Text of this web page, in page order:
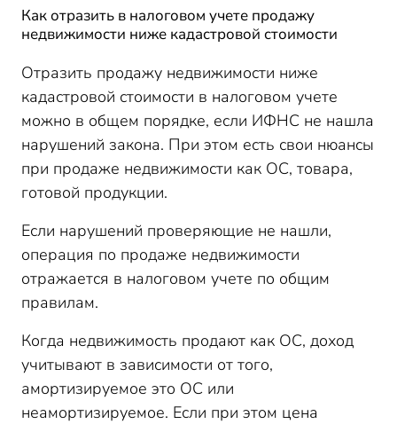
Как отразить в налоговом учете продажу
недвижимости ниже кадастровой стоимости
Отразить продажу недвижимости ниже
кадастровой стоимости в налоговом учете
можно в общем порядке, если ИФНС не нашла
нарушений закона. При этом есть свои нюансы
при продаже недвижимости как ОС, товара,
готовой продукции.
Если нарушений проверяющие не нашли,
операция по продаже недвижимости
отражается в налоговом учете по общим
правилам.
Когда недвижимость продают как ОС, доход
учитывают в зависимости от того,
амортизируемое это ОС или
неамортизируемое. Если при этом цена